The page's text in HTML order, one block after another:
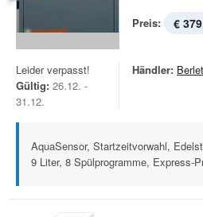
Preis: €
Leider verpasst!
Gültig: 26.12. -
31.12.
Händler: Berlet
AquaSensor, Startzeitvorwahl,
9 Liter, 8 Spülprogramme, Express-